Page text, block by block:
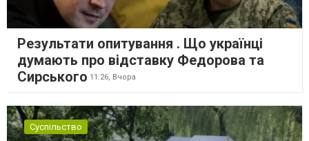
Результати опитування . Що українці
думають про відставку Федорова та
Сирського 11:26, Вчора
Суспільство